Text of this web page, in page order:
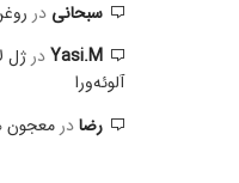
سبحانی در
Yasi.Mدرژل
آلوئه‌ورا
رضادرمعجون